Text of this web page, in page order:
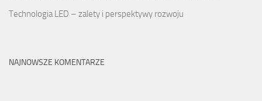
Technologia LED – zalety i perspektywy rozwoju
NAJNOWSZE KOMENTARZE